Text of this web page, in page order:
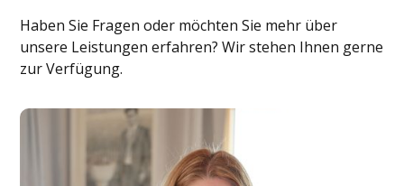
Haben Sie Fragen oder möchten Sie mehr über
unsere Leistungen erfahren? Wir stehen Ihnen gerne
zur Verfügung.